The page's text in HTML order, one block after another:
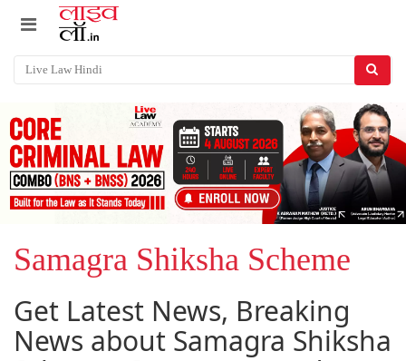
Samagra Shiksha Scheme
Get Latest News, Breaking
News about Samagra Shiksha